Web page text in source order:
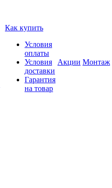
Как купить
Условия
оплаты
Условия
доставки
Гарантия
на товар
Акции Монтаж